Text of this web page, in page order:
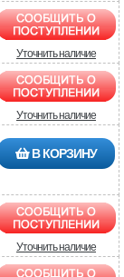
Уточнить наличие
Уточнить наличие
В КОРЗИНУ
Уточнить наличие